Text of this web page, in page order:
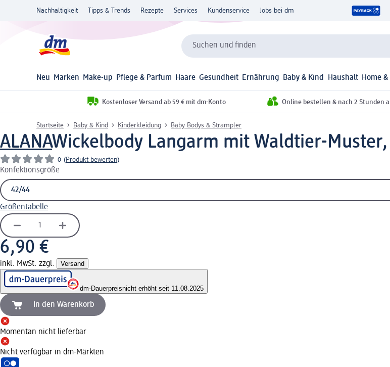
Nachhaltigkeit Tipps & Trends Rezepte Services Kundenservice Jobs bei dm
Suchen und finden
Neu Marken Make-up Pflege & Parfum Haare Gesundheit Ernährung Baby & Kind Haushalt Home
Kostenloser Versand ab 59 € mit dm-Konto Online bestellen & nach 2 Stunden
Startseite Baby & Kind Kinderkleidung Baby Bodys & Strampler
ALANAWickelbody Langarm mit Waldtier-
0 (Produkt bewerten)
Konfektionsgröße
Größentabelle
6,90 €
inkl. MwSt. zzgl. Versand
dm-Dauerpreisnicht erhöht seit 11.08.2025
In den Warenkorb
Momentan nicht lieferbar
Nicht verfügbar in dm-Märkten